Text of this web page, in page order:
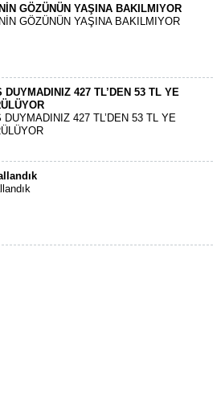
GÖZÜNÜN YAŞINA BAKILMIYOR
GÖZÜNÜN YAŞINA BAKILMIYOR
DUYMADINIZ 427 TL’DEN 53 TL YE
DUYMADINIZ 427 TL’DEN 53 TL YE